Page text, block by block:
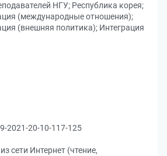
НГУ; Республика корея;
(международные отношения);
(внешняя политика); Интеграция
2021-20-10-117-125
сети Интернет (чтение,